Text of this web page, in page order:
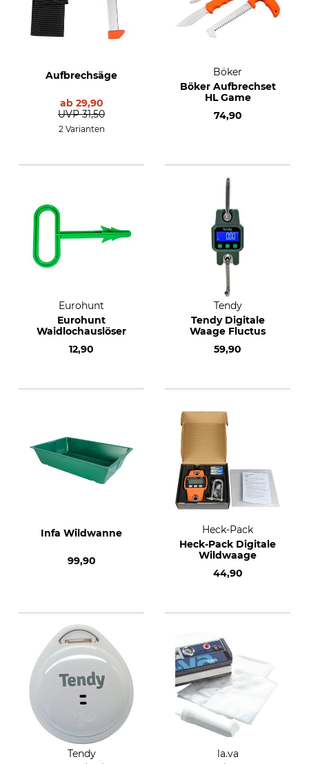
Aufbrechsäge
ab 29,90
UVP 31,50
2 Varianten
Böker
Böker Aufbrechset
HL Game
74,90
Eurohunt
Eurohunt
Waidlochauslöser
12,90
Tendy
Tendy Digitale
Waage Fluctus
59,90
Infa Wildwanne
99,90
Heck-Pack
Heck-Pack Digitale
Wildwaage
44,90
Tendy
la.va